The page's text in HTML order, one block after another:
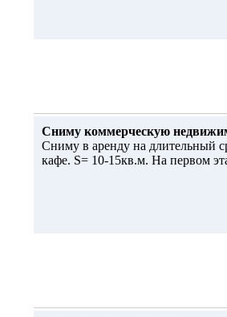
Сниму коммерческую
Сниму в аренду на длительный
кафе. S= 10-15кв.м. На первом